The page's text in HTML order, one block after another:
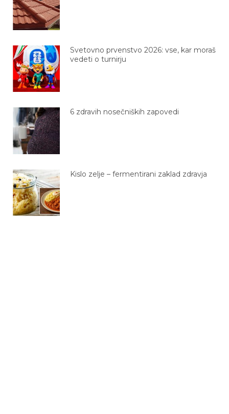
Svetovno prvenstvo 2026: vse, kar moraš
vedeti o turnirju
6 zdravih nosečniških zapovedi
Kislo zelje – fermentirani zaklad zdravja